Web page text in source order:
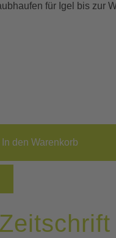
für Igel bis zur